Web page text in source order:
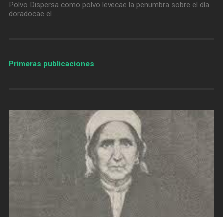
Polvo Dispersa como polvo levecae la penumbra sobre el día
doradocae el …
Primeras publicaciones